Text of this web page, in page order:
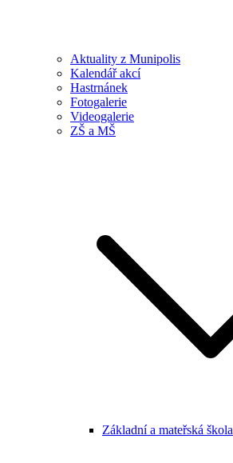
Aktuality z Munipolis
Kalendář akcí
Hastrnánek
Fotogalerie
Videogalerie
ZŠ a MŠ
Základní a mateřská škola